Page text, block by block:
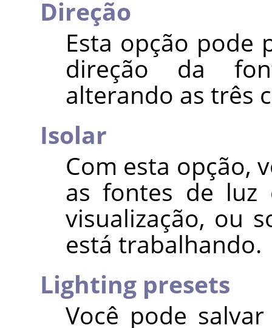
Direção
Esta opção pode
direção da
alterando as três
Isolar
Com esta opção,
as fontes de luz
visualização, ou
está trabalhando.
Lighting presets
Você pode